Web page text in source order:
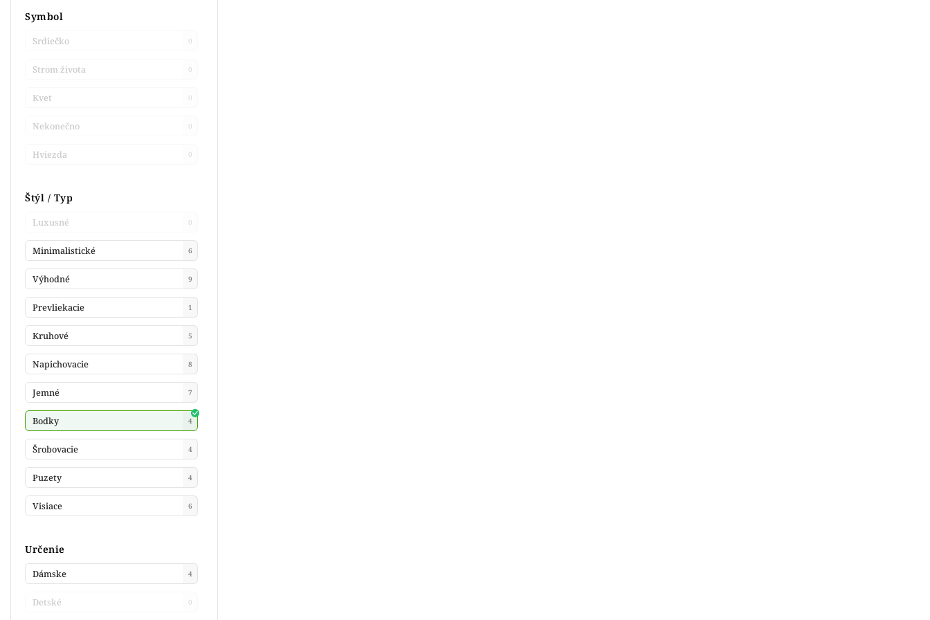
Symbol
Srdiečko 0
Strom života 0
Kvet 0
Nekonečno 0
Hviezda 0
Štýl / Typ
Luxusné 0
Minimalistické 6
Výhodné 9
Prevliekacie 1
Kruhové 5
Napichovacie 8
Jemné 7
Bodky 4
Šrobovacie 4
Puzety 4
Visiace 6
Určenie
Dámske 4
Detské 0